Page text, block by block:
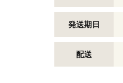
発送期日
配送